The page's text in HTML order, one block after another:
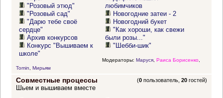
"Розовый этюд"
"Розовый сад"
"Дарю тебе своё
сердце"
Архив конкурсов
Конкурс "Вышиваем к
школе"
любимчиков
Новогодние затеи - 2
Новогодний букет
"Как хороши, как свежи
были розы..."
"Шебби-шик"
Модераторы: Маруся, Раиса Борисенко,
Tomin
Мирьям
Совместные процессы (0 пользователь,20 гостей)
Шьем и вышиваем вместе